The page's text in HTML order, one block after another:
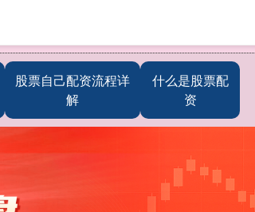
股票自己配资流程详
解
什么是股票配
资